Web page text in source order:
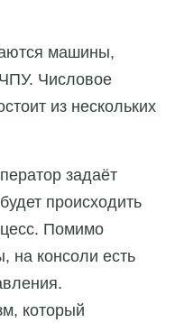
машины,
Числовое
из нескольких
задаёт
происходить
Помимо
на консоли есть
который